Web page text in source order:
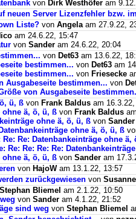
von Dirk Westhöfer am
neuen Server Lizenzfehler bzw.
Liste? von Angela am 27.9.22,
am 24.6.22, 15:47
von Sander am 24.6.22, 20:04
von Det63 am 13.6.22,
bestimmen... von Det63 am
bestimmen... von Friesecke
Ausgabeseite bestimmen... von
von Ausgabeseite
ü, ß von Frank Baldus am
ohne ä, ö, ü, ß von Frank Baldus
ohne ä, ö, ü, ß von Sander
ohne ä, ö, ü, ß
Re: Re: Datenbankeinträge ohne ä,
Re: Re: Re: Re:
ohne ä, ö, ü, ß von Sander am
von HajoWam 13.1.22, 13:57
zurückgewiesen von Susanne
Stephan Bliemel am 2.1.22, 10:50
von Sander am 4.1.22, 21:52
sind weg von Stephan Bliemel